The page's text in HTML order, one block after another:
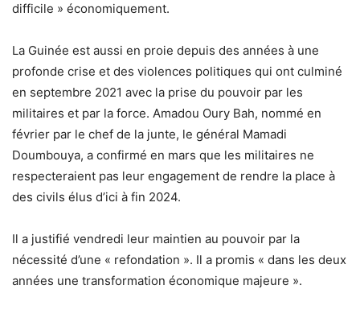
difficile » économiquement.
La Guinée est aussi en proie depuis des années à une
profonde crise et des violences politiques qui ont culminé
en septembre 2021 avec la prise du pouvoir par les
militaires et par la force. Amadou Oury Bah, nommé en
février par le chef de la junte, le général Mamadi
Doumbouya, a confirmé en mars que les militaires ne
respecteraient pas leur engagement de rendre la place à
des civils élus d’ici à fin 2024.
Il a justifié vendredi leur maintien au pouvoir par la
nécessité d’une « refondation ». Il a promis « dans les deux
années une transformation économique majeure ».